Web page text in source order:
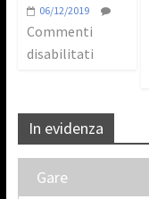
06/12/2019
Commenti
disabilitati
In evidenza
Gare